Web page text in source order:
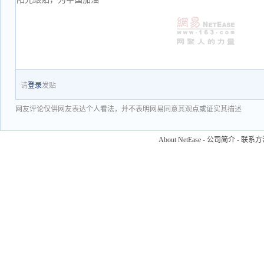
请登录发贴
网友评论仅供网友表达个人看法，并不表明网易同意其观点或证实其描述
About NetEase - 公司简介 - 联系方